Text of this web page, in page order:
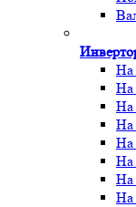
На
На
На
На
На
На
На
На